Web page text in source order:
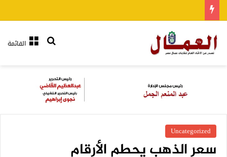
القائمةبحث عن
Uncategorized
سعر الذهب يحطم الأرقام